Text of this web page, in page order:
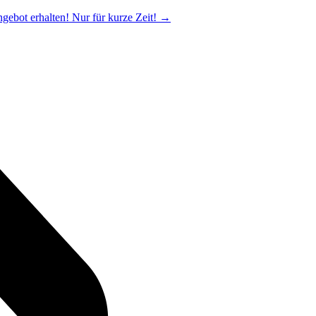
erhalten! Nur für kurze Zeit! →